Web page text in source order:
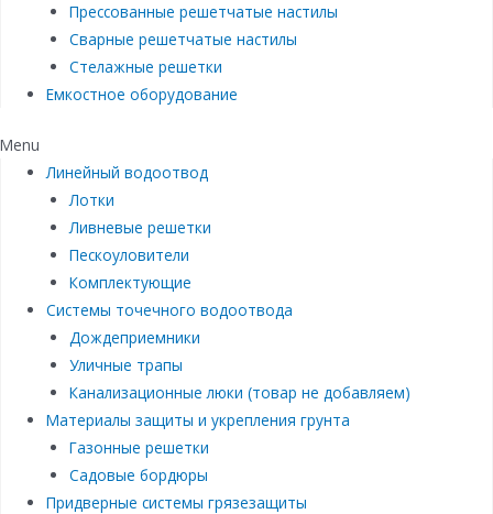
Прессованные решетчатые настилы
Сварные решетчатые настилы
Стелажные решетки
Емкостное оборудование
Menu
Линейный водоотвод
Лотки
Ливневые решетки
Пескоуловители
Комплектующие
Системы точечного водоотвода
Дождеприемники
Уличные трапы
Канализационные люки (товар не добавляем)
Материалы защиты и укрепления грунта
Газонные решетки
Садовые бордюры
Придверные системы грязезащиты